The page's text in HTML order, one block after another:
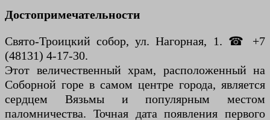
Достопримечательности
Свято-Троицкий собор, ул. Нагорная, 1. ☎ +7
(48131) 4-17-30.
Этот величественный храм, расположенный на
Соборной горе в самом центре города, является
сердцем Вязьмы и популярным местом
паломничества. Точная дата появления первого